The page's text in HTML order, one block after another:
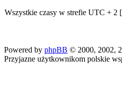
Wszystkie czasy w strefie UTC + 2 [
Powered by phpBB © 2000, 2002,
Przyjazne użytkownikom polskie